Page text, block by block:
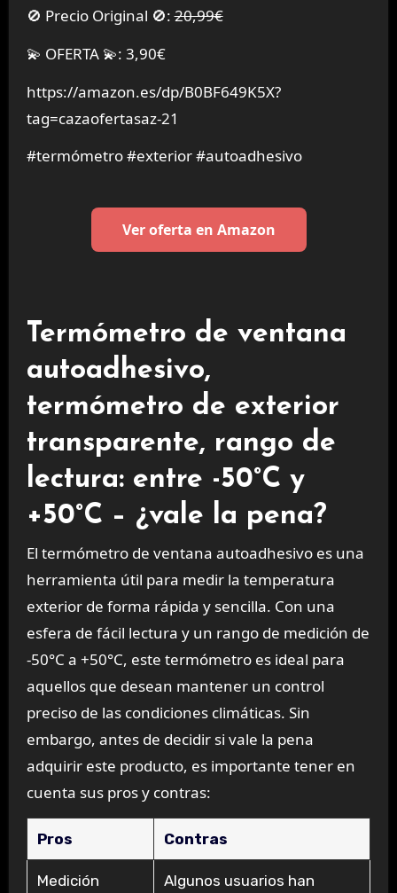
🚫 Precio Original 🚫:20,99€
💫 OFERTA 💫: 3,90€
https://amazon.es/dp/B0BF649K5X?
tag=cazaofertasaz-21
#termómetro #exterior #autoadhesivo
Ver oferta en Amazon
Termómetro de ventana
autoadhesivo,
termómetro de exterior
transparente, rango de
lectura: entre -50°C y
+50°C – ¿vale la pena?
El termómetro de ventana autoadhesivo es una
herramienta útil para medir la temperatura
exterior de forma rápida y sencilla. Con una
esfera de fácil lectura y un rango de medición de
-50°C a +50°C, este termómetro es ideal para
aquellos que desean mantener un control
preciso de las condiciones climáticas. Sin
embargo, antes de decidir si vale la pena
adquirir este producto, es importante tener en
cuenta sus pros y contras:
Pros Contras
Medición
Algunos usuarios han